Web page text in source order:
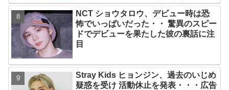
10月10日（水）日本初放送決定
NCT ショウタロウ、デビュー時は恐
怖でいっぱいだった・・ 驚異のスピー
ドでデビューを果たした彼の裏話に注
目
Stray Kids ヒョンジン、過去のいじめ
疑惑を受け 活動休止を発表・・・広告